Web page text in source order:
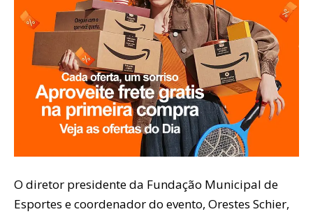
O diretor presidente da Fundação Municipal de
Esportes e coordenador do evento, Orestes Schier,